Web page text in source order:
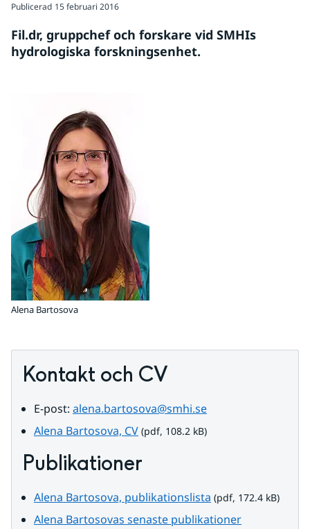
Publicerad 15 februari 2016
Fil.dr, gruppchef och forskare vid SMHIs
hydrologiska forskningsenhet.
Alena Bartosova
Kontakt och CV
E-post: alena.bartosova@smhi.se
Alena Bartosova, CVpdf, 108.2 kB.
(pdf, 108.2 kB)
Publikationer
Alena Bartosova, publikationslista pdf, 172.4 kB.
(pdf, 172.4 kB)
Alena Bartosovas senaste publikationer